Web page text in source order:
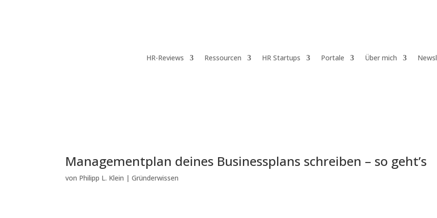
HR-Reviews Ressourcen HR Startups Portale Über mich
Managementplan deines Businessplans schreiben – so geht’s
von Philipp L. Klein |Gründerwissen